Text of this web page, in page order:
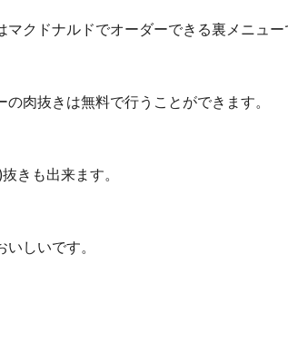
マクドナルドでオーダーできる裏メニュー
の肉抜きは無料で行うことができます。
きも出来ます。
しいです。